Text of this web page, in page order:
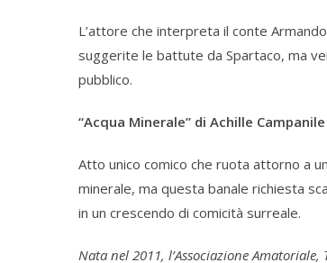
L’attore che interpreta il conte
suggerite le battute da Spartaco, ma
pubblico.
“Acqua Minerale” di Achille Campanile
Atto unico comico che ruota attorno a
minerale, ma questa banale richiesta
in un crescendo di comicità surreale.
Nata nel 2011, l’Associazione